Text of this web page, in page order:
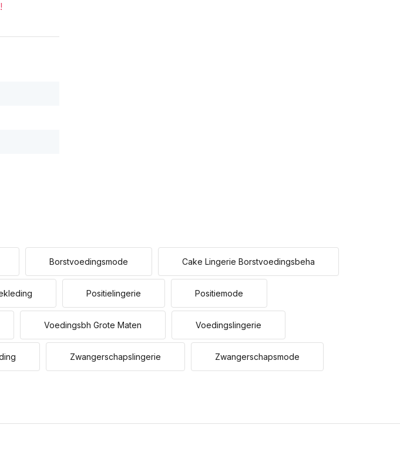
Borstvoedingsmode Cake Lingerie Borstvoedingsbeha
Positielingerie Positiemode
Voedingsbh Grote Maten Voedingslingerie
Zwangerschapslingerie Zwangerschapsmode